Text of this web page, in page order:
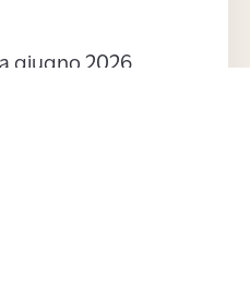
giugno 2026